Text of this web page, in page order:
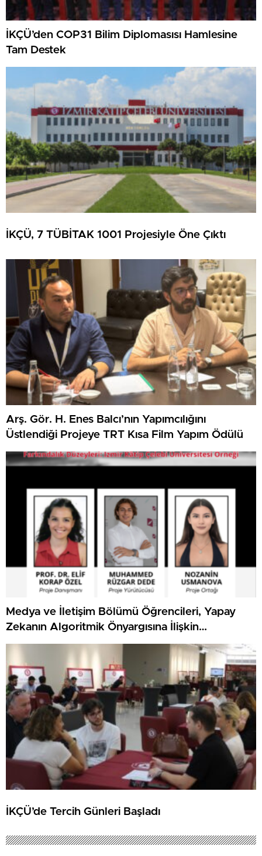
İKÇÜ’den COP31 Bilim Diplomasısı Hamlesine
Tam Destek
İKÇÜ, 7 TÜBİTAK 1001 Projesiyle Öne Çıktı
Arş. Gör. H. Enes Balcı’nın Yapımcılığını
Üstlendiği Projeye TRT Kısa Film Yapım Ödülü
Medya ve İletişim Bölümü Öğrencileri, Yapay
Zekanın Algoritmik Önyargısına İlişkin
Farkındalık Düzeylerini Araştıracak
İKÇÜ’de Tercih Günleri Başladı